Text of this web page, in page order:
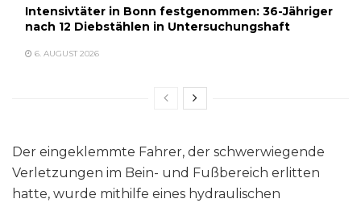
Intensivtäter in Bonn festgenommen: 36-Jähriger
nach 12 Diebstählen in Untersuchungshaft
6. AUGUST 2026
Der eingeklemmte Fahrer, der schwerwiegende
Verletzungen im Bein- und Fußbereich erlitten
hatte, wurde mithilfe eines hydraulischen